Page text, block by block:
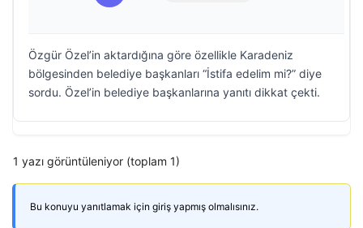
Özgür Özel’in aktardığına göre özellikle Karadeniz
bölgesinden belediye başkanları “İstifa edelim mi?” diye
sordu. Özel’in belediye başkanlarına yanıtı dikkat çekti.
1 yazı görüntüleniyor (toplam 1)
Bu konuyu yanıtlamak için giriş yapmış olmalısınız.